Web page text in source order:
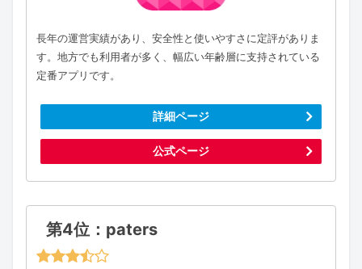
長年の運営実績があり、安全性と使いやすさに定評がありま
す。地方でも利用者が多く、幅広い年齢層に支持されている
定番アプリです。
詳細ページ
公式ページ
第4位：paters